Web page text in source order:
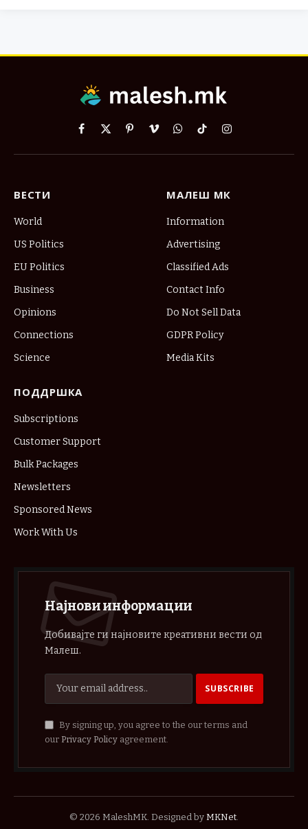
Facebook
X
PinterestVimeoWhatsApp
TikTokInstagram
ВЕСТИ
World
US Politics
EU Politics
Business
Opinions
Connections
Science
МАЛЕШ МК
Information
Advertising
Classified Ads
Contact Info
Do Not Sell Data
GDPR Policy
Media Kits
ПОДДРШКА
Subscriptions
Customer Support
Bulk Packages
Newsletters
Sponsored News
Work With Us
Најнови информации
Добивајте ги најновите креативни вести од
Малеш.
By signing up, you agree to the our terms and
our Privacy Policyagreement.
© 2026 MaleshMK. Designed by MKNet